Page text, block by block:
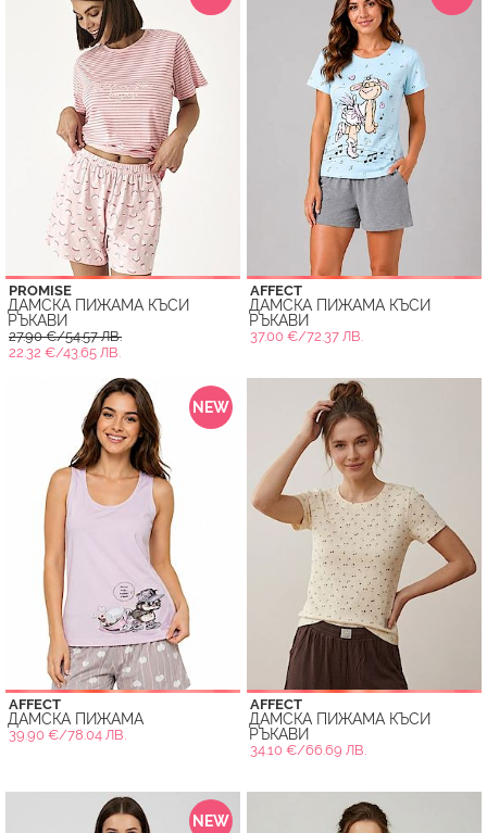
PROMISE
ДАМСКА ПИЖАМА КЪСИ
РЪКАВИ
27.90 €/54.57 ЛВ.
22.32 €/43.65 ЛВ.
AFFECT
ДАМСКА ПИЖАМА КЪСИ
РЪКАВИ
37.00 €/72.37 ЛВ.
NEW
AFFECT
ДАМСКА ПИЖАМА
39.90 €/78.04 ЛВ.
AFFECT
ДАМСКА ПИЖАМА КЪСИ
РЪКАВИ
34.10 €/66.69 ЛВ.
NEW